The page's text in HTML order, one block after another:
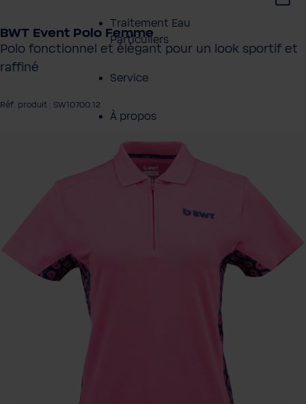
Traitement Eau
Particuliers
Service
À propos
BWT Event Polo Femme
Polo fonctionnel et élégant pour un look sportif et
raffiné
Réf. produit : SW10700.12